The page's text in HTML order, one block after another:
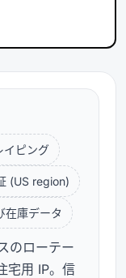
イピング
(US region)
在庫データ
のローテー
宅用 IP。信